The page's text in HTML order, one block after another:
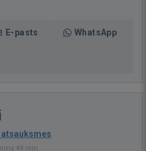
E-pasts WhatsApp
atsauksmes
49 min.